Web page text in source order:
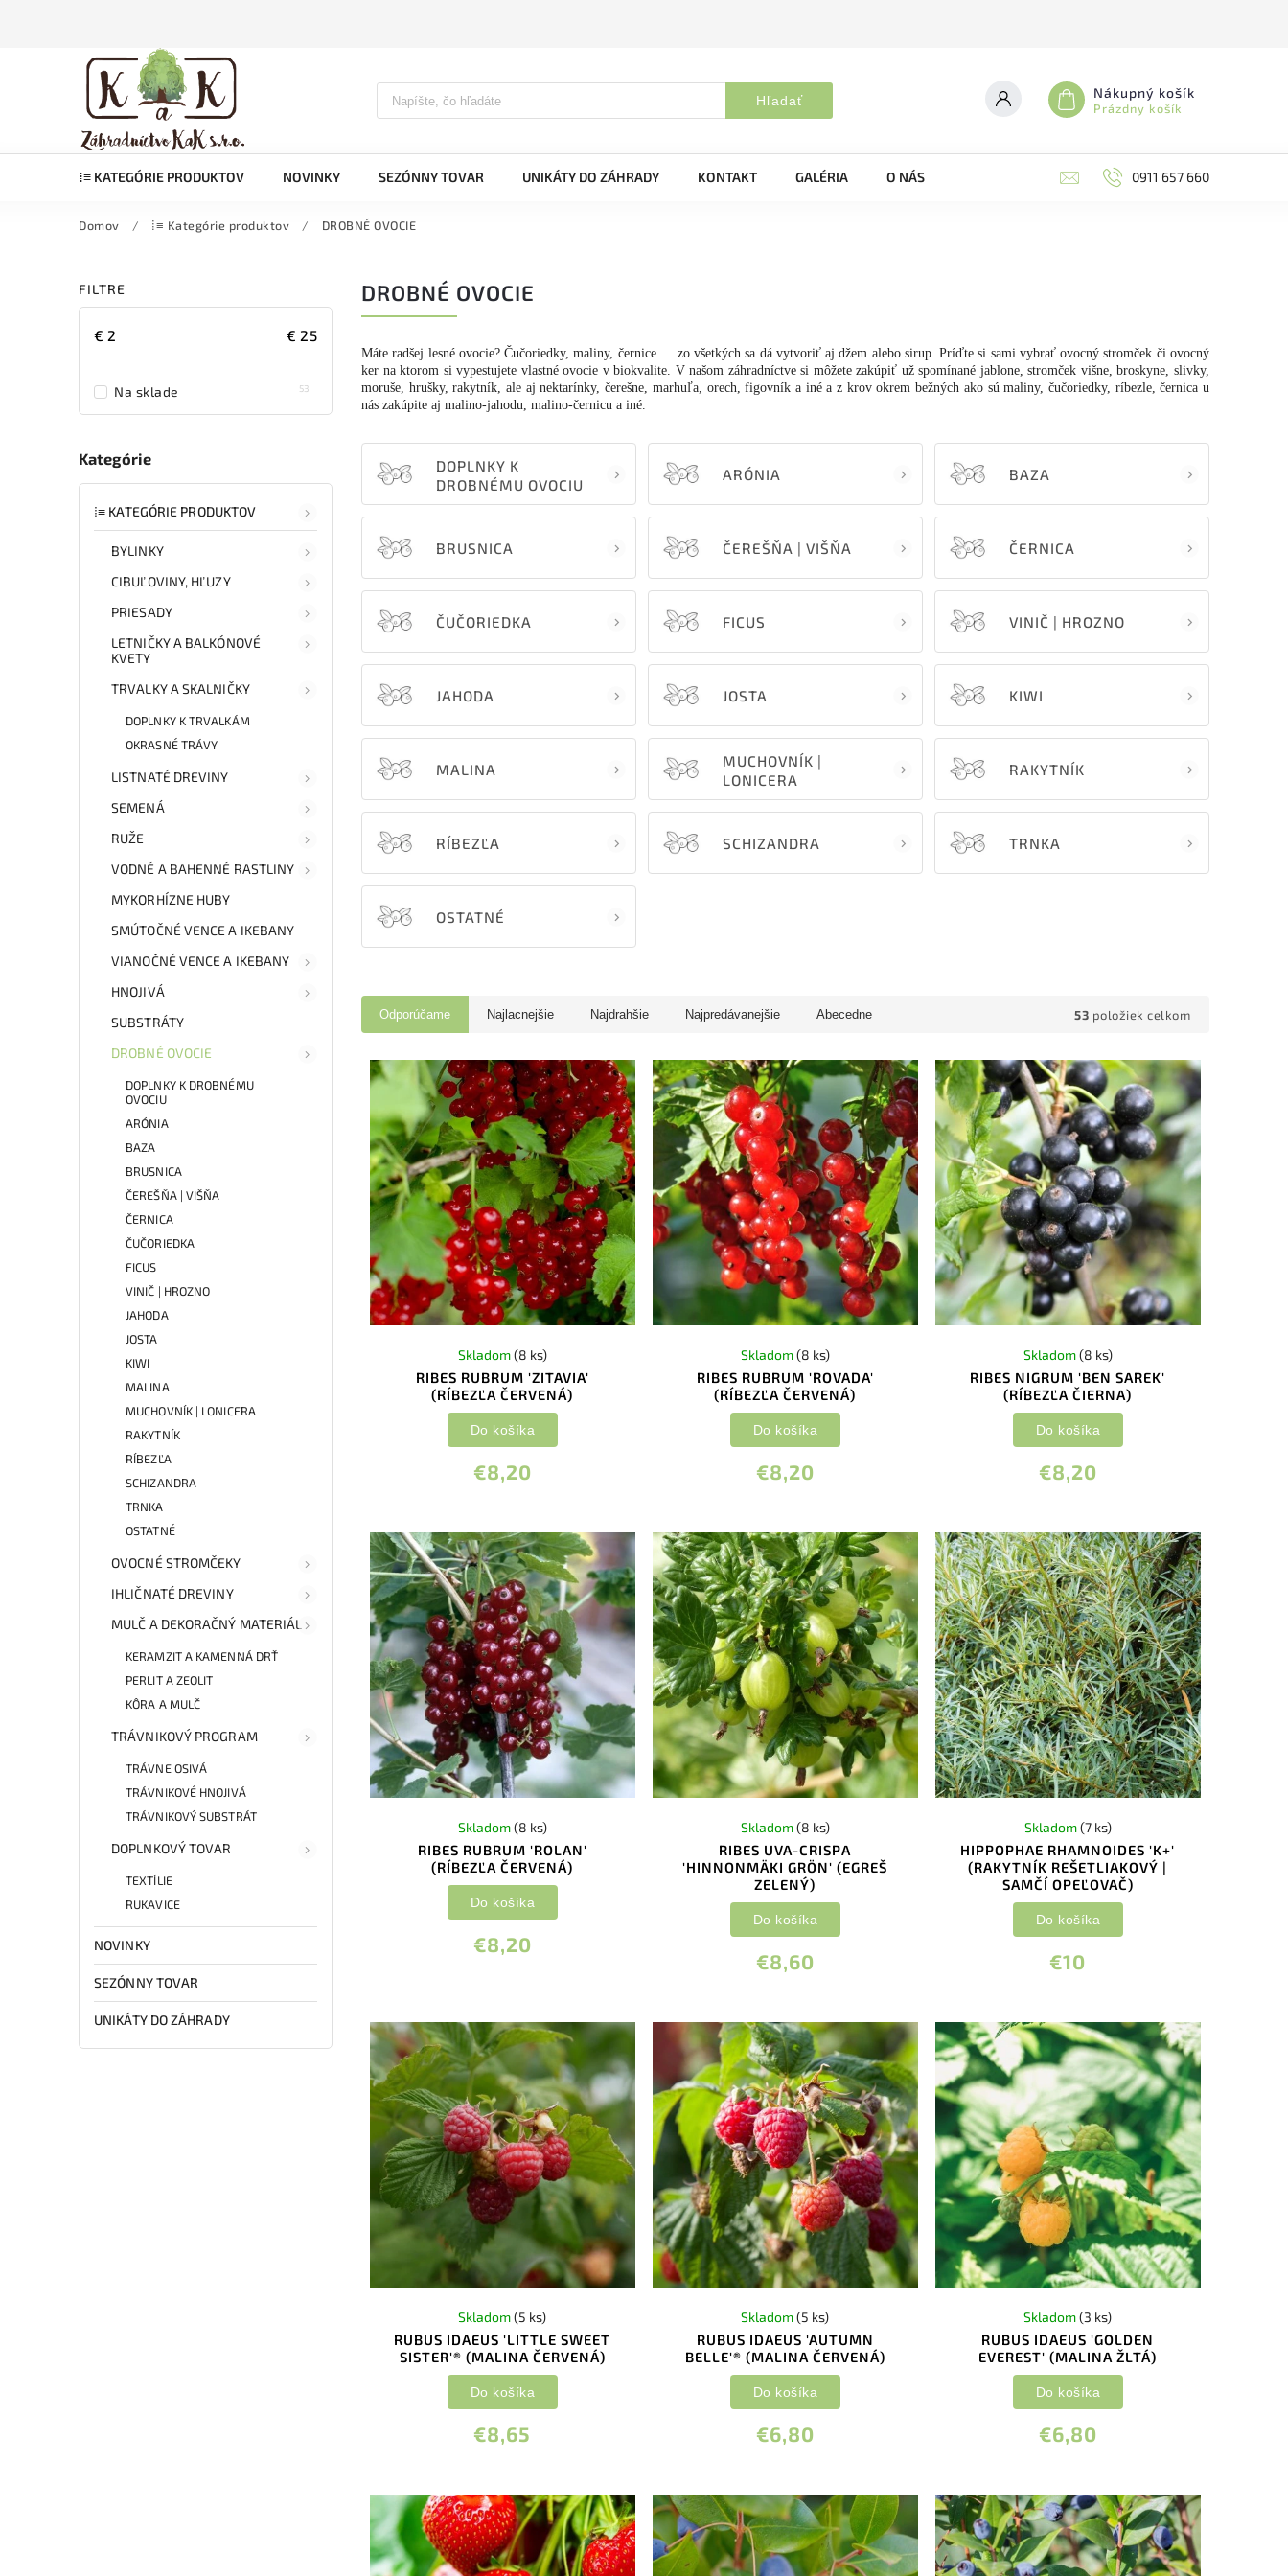
Hľadať Nákupný košík
Prázdny košík
⁞≡ KATEGÓRIE PRODUKTOV NOVINKY SEZÓNNY TOVAR UNIKÁTY DO ZÁHRADY KONTAKT GALÉRIA O NÁS 0911 657 660
Domov / ⁞≡ Kategórie produktov / DROBNÉ OVOCIE
FILTRE
€ 2 € 25
Na sklade 53
Kategórie
⁞≡ KATEGÓRIE PRODUKTOV
BYLINKY
CIBUĽOVINY, HĽUZY
PRIESADY
LETNIČKY A BALKÓNOVÉ
KVETY
TRVALKY A SKALNIČKY
DOPLNKY K TRVALKÁM
OKRASNÉ TRÁVY
LISTNATÉ DREVINY
SEMENÁ
RUŽE
VODNÉ A BAHENNÉ RASTLINY
MYKORHÍZNE HUBY
SMÚTOČNÉ VENCE A IKEBANY
VIANOČNÉ VENCE A IKEBANY
HNOJIVÁ
SUBSTRÁTY
DROBNÉ OVOCIE
DOPLNKY K DROBNÉMU
OVOCIU
ARÓNIA
BAZA
BRUSNICA
ČEREŠŇA | VIŠŇA
ČERNICA
ČUČORIEDKA
FICUS
VINIČ | HROZNO
JAHODA
JOSTA
KIWI
MALINA
MUCHOVNÍK | LONICERA
RAKYTNÍK
RÍBEZĽA
SCHIZANDRA
TRNKA
OSTATNÉ
OVOCNÉ STROMČEKY
IHLIČNATÉ DREVINY
MULČ A DEKORAČNÝ MATERIÁL
KERAMZIT A KAMENNÁ DRŤ
PERLIT A ZEOLIT
KÔRA A MULČ
TRÁVNIKOVÝ PROGRAM
TRÁVNE OSIVÁ
TRÁVNIKOVÉ HNOJIVÁ
TRÁVNIKOVÝ SUBSTRÁT
DOPLNKOVÝ TOVAR
TEXTÍLIE
RUKAVICE
NOVINKY
SEZÓNNY TOVAR
UNIKÁTY DO ZÁHRADY
DROBNÉ OVOCIE
Máte radšej lesné ovocie? Čučoriedky, maliny, černice…. zo všetkých sa dá vytvoriť aj džem alebo sirup. Príďte si sami vybrať ovocný stromček či ovocný
ker na ktorom si vypestujete vlastné ovocie v biokvalite. V našom záhradníctve si môžete zakúpiť už spomínané jablone, stromček višne, broskyne, slivky,
moruše, hrušky, rakytník, ale aj nektarínky, čerešne, marhuľa, orech, figovník a iné a z krov okrem bežných ako sú maliny, čučoriedky, ríbezle, černica u
nás zakúpite aj malino-jahodu, malino-černicu a iné.
DOPLNKY K
DROBNÉMU OVOCIU
ARÓNIA BAZA
BRUSNICA ČEREŠŇA | VIŠŇA ČERNICA
ČUČORIEDKA FICUS VINIČ | HROZNO
JAHODA JOSTA KIWI
MALINA
MUCHOVNÍK |
LONICERA
RAKYTNÍK
RÍBEZĽA SCHIZANDRA TRNKA
OSTATNÉ
Odporúčame Najlacnejšie Najdrahšie Najpredávanejšie Abecedne 53 položiek celkom
RIBES RUBRUM 'ZITAVIA'
(RÍBEZĽA ČERVENÁ)
Skladom(8 ks)
€8,20
Do košíka
RIBES RUBRUM 'ROVADA'
(RÍBEZĽA ČERVENÁ)
Skladom(8 ks)
€8,20
Do košíka
RIBES NIGRUM 'BEN SAREK'
(RÍBEZĽA ČIERNA)
Skladom(8 ks)
€8,20
Do košíka
RIBES RUBRUM 'ROLAN'
(RÍBEZĽA ČERVENÁ)
Skladom(8 ks)
€8,20
Do košíka
RIBES UVA-CRISPA
'HINNONMÄKI GRÖN' (EGREŠ
ZELENÝ)
Skladom(8 ks)
€8,60
Do košíka
HIPPOPHAE RHAMNOIDES 'K+'
(RAKYTNÍK REŠETLIAKOVÝ |
SAMČÍ OPEĽOVAČ)
Skladom(7 ks)
€10
Do košíka
RUBUS IDAEUS 'LITTLE SWEET
SISTER'® (MALINA ČERVENÁ)
Skladom(5 ks)
€8,65
Do košíka
RUBUS IDAEUS 'AUTUMN
BELLE'® (MALINA ČERVENÁ)
Skladom(5 ks)
€6,80
Do košíka
RUBUS IDAEUS 'GOLDEN
EVEREST' (MALINA ŽLTÁ)
Skladom(3 ks)
€6,80
Do košíka